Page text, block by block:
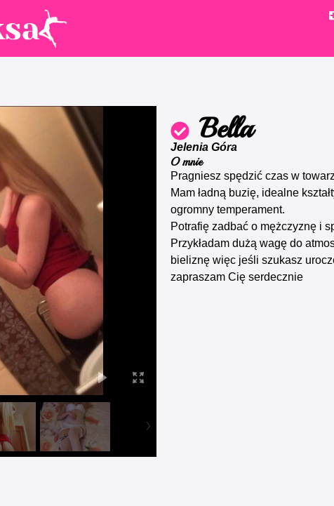
Bella
Jelenia Góra
O mnie
Pragniesz spędzić czas w
Mam ładną buzię, idealne
ogromny temperament.
Potrafię zadbać o mężczyznę i
Przykładam dużą wagę do
bieliznę więc jeśli szukasz
zapraszam Cię serdecznie